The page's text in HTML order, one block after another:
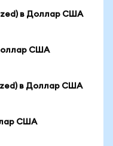
в Доллар США
США
в Доллар США
США